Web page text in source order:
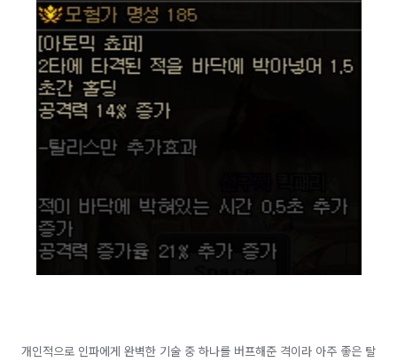
개인적으로 인파에게 완벽한 기술 중 하나를 버프해준 격이라 아주 좋은 탈